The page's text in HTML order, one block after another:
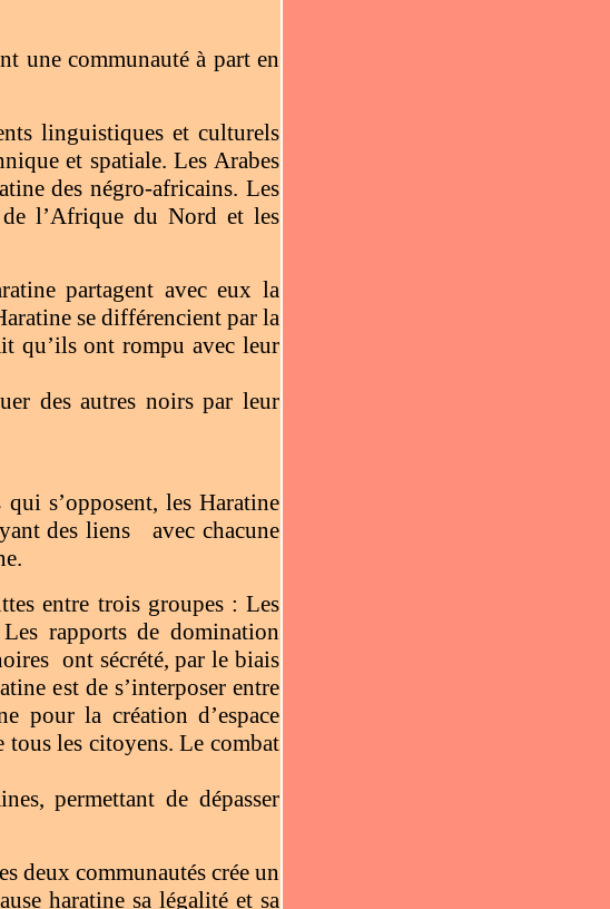
une communauté à part en
linguistiques et culturels
et spatiale. Les Arabes
des négro-africains. Les
l’Afrique du Nord et les
partagent avec eux la
se différencient par la
qu’ils ont rompu avec leur
des autres noirs par leur
s’opposent, les Haratine
des liens
avec chacune
entre trois groupes : Les
rapports de domination
ont sécrété, par le biais
est de s’interposer entre
pour la création d’espace
les citoyens. Le combat
permettant de dépasser
deux communautés crée un
haratine sa légalité et sa